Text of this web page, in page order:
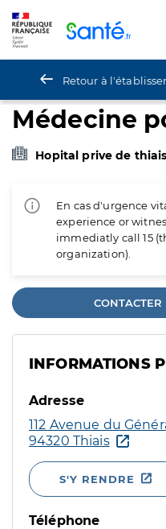
Retour à
Médecine
Hopital prive de thiais
En cas d'urgence
experience or
immediatly call 15
organization).
INFORMATIONS
Adresse
112 Avenue du
94320 Thiais
S'Y RENDRE
Téléphone